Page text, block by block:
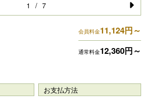
N
e
xt
1 / 7
会員料金11,124円～
通常料金12,360円～
お支払方法